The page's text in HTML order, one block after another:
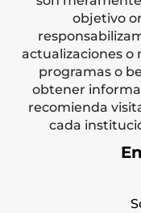
objetivo
actualizaciones o
programas o
obtener
recomienda
cada